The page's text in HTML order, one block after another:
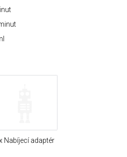
Nabíjecí adaptér